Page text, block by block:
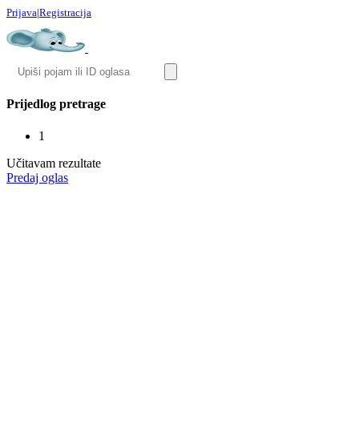
Prijava|Registracija
Prijedlog pretrage
1
Učitavam rezultate
Predaj oglas